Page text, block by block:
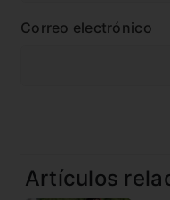
Correo electrónico
Artículos